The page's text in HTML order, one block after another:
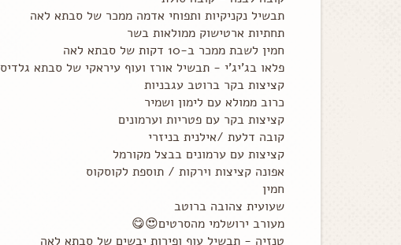
תבשיל נקניקיות ותפוחי אדמה ממכר של סבתא לאה
תחתיות ארטישוק ממולאות בשר
חמין לשבת ממכר ב-10 דקות של סבתא לאה
פלאו בג'יג'י - תבשיל אורז ועוף עיראקי של סבתא גלדיס
קציצות בקר ברוטב עגבניות
כרוב ממולא עם לימון ושמיר
קציצות בקר עם פטריות וערמונים
קובה דלעת /אילנית בניזרי
קציצות עם ערמונים בבצל מקורמל
אפונה קציצות וירקות / תוספת לקוסקוס
חמין
שעועית צהובה ברוטב
מעורב ירושלמי מהסרטים😍😋
טנזיה - תבשיל עוף ופירות יבשים של סבתא לאה